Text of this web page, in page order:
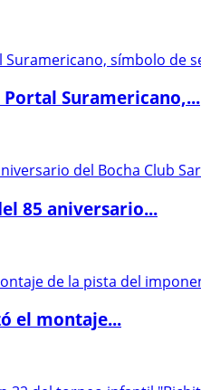
Suramericano,...
85 aniversario...
el montaje...